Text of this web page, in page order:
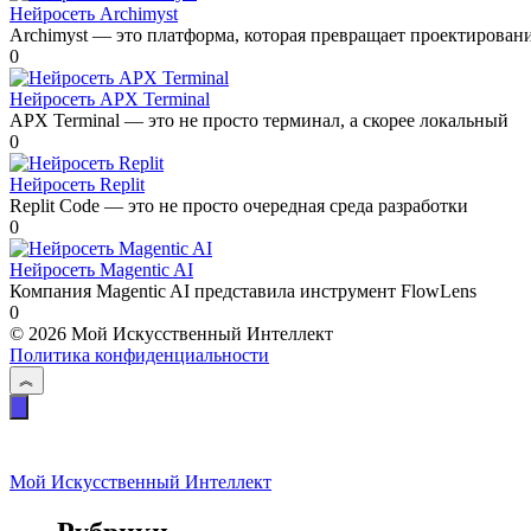
Нейросеть Archimyst
Archimyst — это платформа, которая превращает
0
Нейросеть APX Terminal
APX Terminal — это не просто терминал, а скорее локальный
0
Нейросеть Replit
Replit Code — это не просто очередная среда разработки
0
Нейросеть Magentic AI
Компания Magentic AI представила инструмент FlowLens
0
© 2026 Мой Искусственный Интеллект
Политика конфиденциальности
Мой Искусственный Интеллект